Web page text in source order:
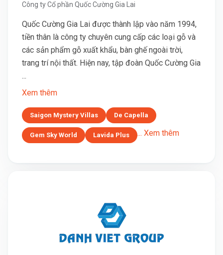
Công ty Cổ phần Quốc Cường Gia Lai
Quốc Cường Gia Lai được thành lập vào năm 1994,
tiền thân là công ty chuyên cung cấp các loại gỗ và
các sản phẩm gỗ xuất khẩu, bàn ghế ngoài trời,
trang trí nội thất. Hiện nay, tập đoàn Quốc Cường Gia
...
Xem thêm
Saigon Mystery Villas De Capella
Gem Sky World Lavida Plus ... Xem thêm